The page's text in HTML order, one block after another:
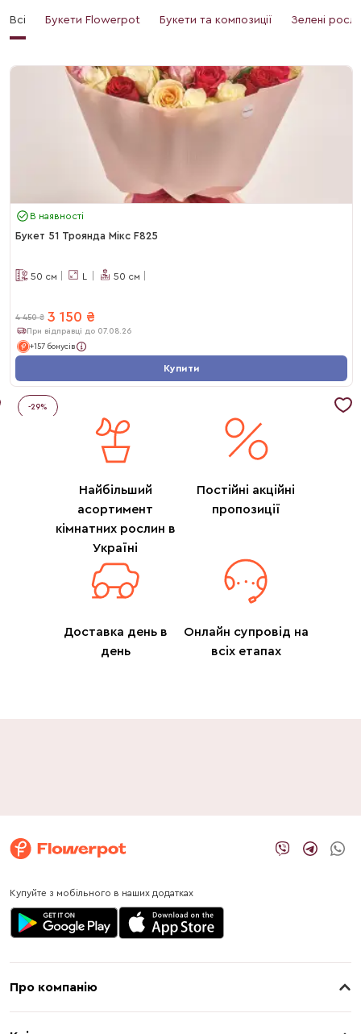
Всі Букети Flowerpot Букети та композиції Зелені
В наявності
Букет 51 Троянда Мікс F825
50 см L 50 см
4 450 ₴ 3 150 ₴
При відправці до 07.08.26
+157 бонусів
Купити
-29%
Найбільший
асортимент
кімнатних рослин в
Україні
Постійні акційні
пропозиції
Доставка день в
день
Онлайн супровід на
всіх етапах
Купуйте з мобільного в наших додатках
Про компанію